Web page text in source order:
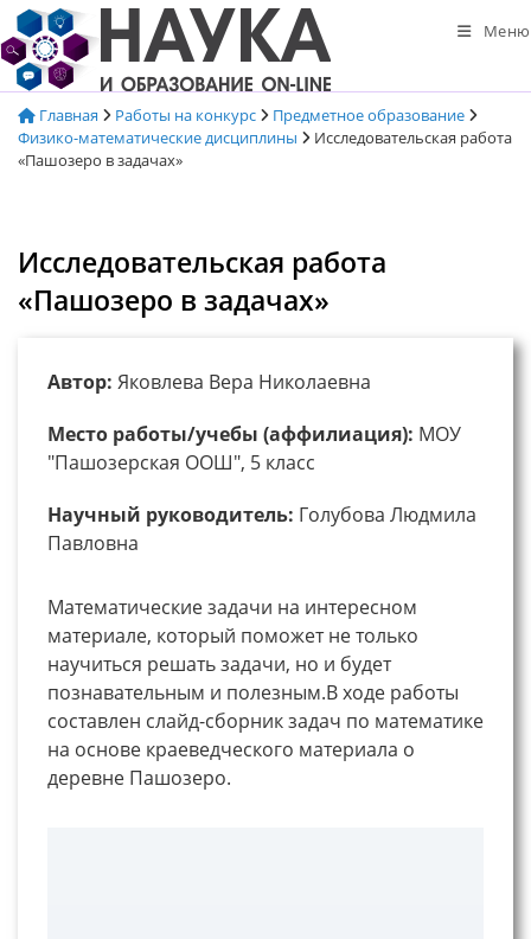
Перейти
к
содержимому
Меню
Главная Работы на конкурс
Предметное образование
Физико-математические дисциплины
Исследовательская работа
«Пашозеро в задачах»
Исследовательская работа
«Пашозеро в задачах»
Автор: Яковлева Вера Николаевна
Место работы/учебы (аффилиация): МОУ
"Пашозерская ООШ", 5 класс
Научный руководитель: Голубова Людмила
Павловна
Математические задачи на интересном
материале, который поможет не только
научиться решать задачи, но и будет
познавательным и полезным.В ходе работы
составлен слайд-сборник задач по математике
на основе краеведческого материала о
деревне Пашозеро.